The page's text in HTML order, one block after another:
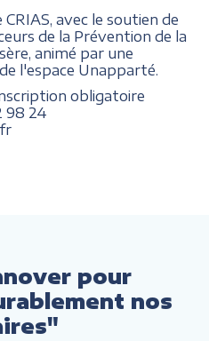
avec le soutien de
de la Prévention de la
animé par une
l'espace Unapparté.
obligatoire
98 24
pour
nos